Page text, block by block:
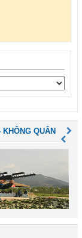
QUÂN